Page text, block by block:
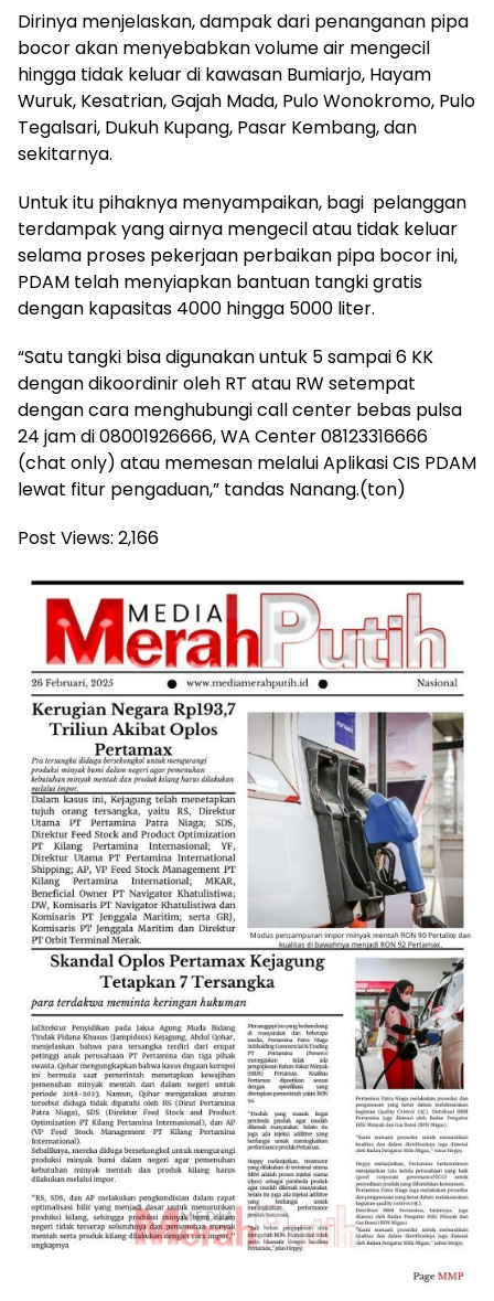
Dirinya menjelaskan, dampak dari penanganan pipa
bocor akan menyebabkan volume air mengecil
hingga tidak keluar di kawasan Bumiarjo, Hayam
Wuruk, Kesatrian, Gajah Mada, Pulo Wonokromo, Pulo
Tegalsari, Dukuh Kupang, Pasar Kembang, dan
sekitarnya.
Untuk itu pihaknya menyampaikan, bagi pelanggan
terdampak yang airnya mengecil atau tidak keluar
selama proses pekerjaan perbaikan pipa bocor ini,
PDAM telah menyiapkan bantuan tangki gratis
dengan kapasitas 4000 hingga 5000 liter.
“Satu tangki bisa digunakan untuk 5 sampai 6 KK
dengan dikoordinir oleh RT atau RW setempat
dengan cara menghubungi call center bebas pulsa
24 jam di 08001926666, WA Center 08123316666
(chat only) atau memesan melalui Aplikasi CIS PDAM
lewat fitur pengaduan,” tandas Nanang.(ton)
Post Views: 2,166